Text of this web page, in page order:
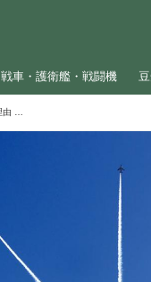
戦車・護衛艦・戦闘機
「航空自衛隊」が歴史・伝統に縛られずに成長できた理由 「宇宙作戦隊」も新設